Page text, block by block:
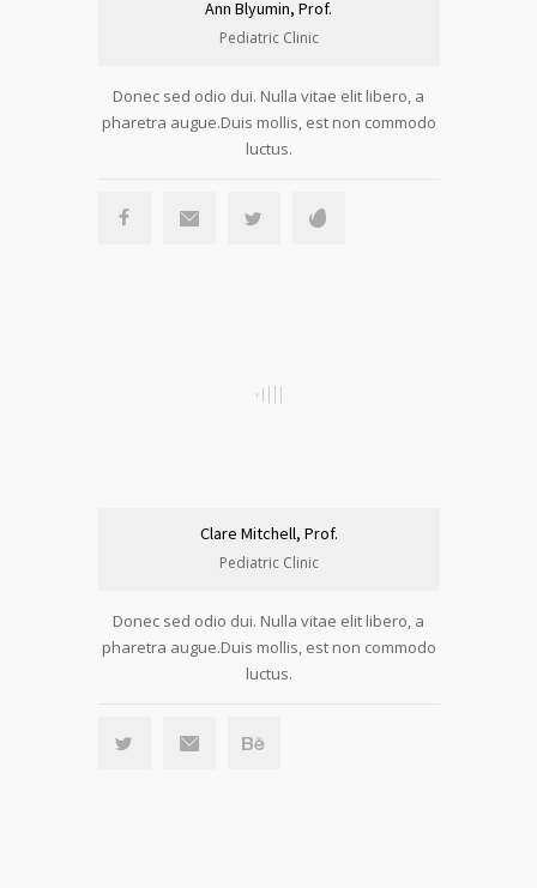
Ann Blyumin, Prof.
Pediatric Clinic
Donec sed odio dui. Nulla vitae elit libero, a
pharetra augue.Duis mollis, est non commodo
luctus.
Clare Mitchell, Prof.
Pediatric Clinic
Donec sed odio dui. Nulla vitae elit libero, a
pharetra augue.Duis mollis, est non commodo
luctus.